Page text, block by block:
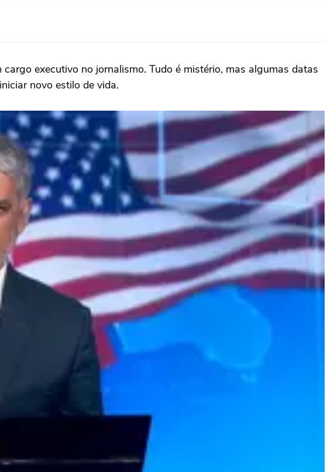
executivo no jornalismo. Tudo é mistério, mas algumas datas
novo estilo de vida.